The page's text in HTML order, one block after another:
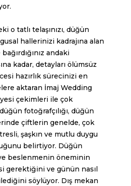
o tatlı telaşınızı, düğün
hallerinizi kadrajına alan
andaki
kadar, detayları ölümsüz
hazırlık sürecinizi en
aktaran İmaj Wedding
çekimleri ile çok
fotoğrafçılığı, düğün
çiftlerin genelde, çok
şaşkın ve mutlu duygu
belirtiyor. Düğün
beslenmenin öneminin
gerektiğini ve günün nasıl
söylüyor. Dış mekan